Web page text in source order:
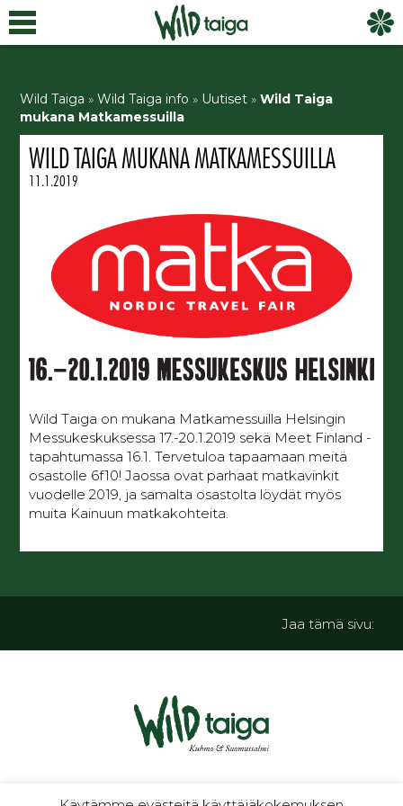
Wild Taiga »Wild Taiga info » Uutiset »Wild Taiga
mukana Matkamessuilla
WILD TAIGA MUKANA MATKAMESSUILLA
11.1.2019
Wild Taiga on mukana Matkamessuilla Helsingin
Messukeskuksessa 17.-20.1.2019 sekä Meet Finland -
tapahtumassa 16.1. Tervetuloa tapaamaan meitä
osastolle 6f10! Jaossa ovat parhaat matkavinkit
vuodelle 2019, ja samalta osastolta löydät myös
muita Kainuun matkakohteita.
Jaa tämä sivu:
luontoa ja kulttuuria